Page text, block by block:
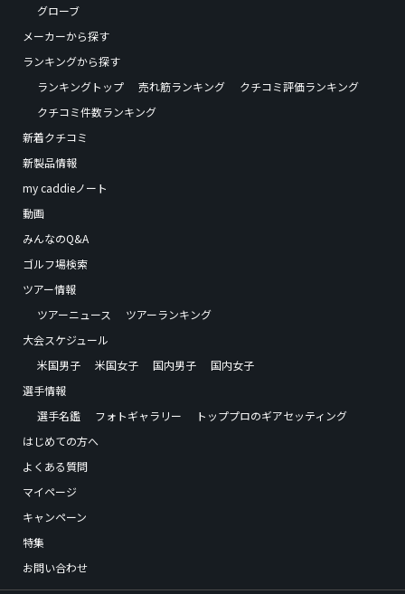
グローブ
メーカーから探す
ランキングから探す
ランキングトップ
売れ筋ランキング
クチコミ評価ランキング
クチコミ件数ランキング
新着クチコミ
新製品情報
my caddieノート
動画
みんなのQ&A
ゴルフ場検索
ツアー情報
ツアーニュース
ツアーランキング
大会スケジュール
米国男子
米国女子 国内男子
国内女子
選手情報
選手名鑑
フォトギャラリー
トッププロのギアセッティング
はじめての方へ
よくある質問
マイページ
キャンペーン
特集
お問い合わせ